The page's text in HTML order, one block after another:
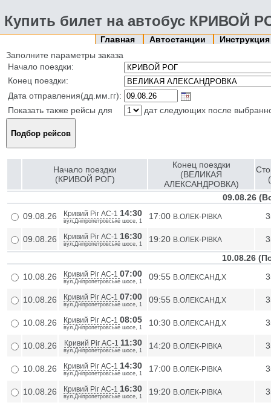
Купить билет на автобус
Главная Автостанции
Заполните параметры заказа
Начало поездки:
Конец поездки:
Дата отправления(дд.мм.гг):
Показать также рейсы для
дат следующих после
Начало поездки
(КРИВОЙ РОГ)
Конец поездки
(ВЕЛИКАЯ
АЛЕКСАНДРОВКА)
09.08.26
09.08.26
Кривий Ріг АС-1 14:30
вул.Дніпропетровське шосе, 1 17:00 В.ОЛЕК-РIВКА
09.08.26 Кривий Ріг АС-1 16:30
вул.Дніпропетровське шосе, 1 19:20 В.ОЛЕК-РIВКА
10.08.26
10.08.26
Кривий Ріг АС-1 07:00
вул.Дніпропетровське шосе, 1 09:55 В.ОЛЕКСАНД.Х
10.08.26 Кривий Ріг АС-1 07:00
вул.Дніпропетровське шосе, 1 09:55 В.ОЛЕКСАНД.Х
10.08.26 Кривий Ріг АС-1 08:05
вул.Дніпропетровське шосе, 1 10:30 В.ОЛЕКСАНД.Х
10.08.26 Кривий Ріг АС-1 11:30
вул.Дніпропетровське шосе, 1 14:20 В.ОЛЕК-РIВКА
10.08.26 Кривий Ріг АС-1 14:30
вул.Дніпропетровське шосе, 1 17:00 В.ОЛЕК-РIВКА
10.08.26 Кривий Ріг АС-1 16:30
вул.Дніпропетровське шосе, 1 19:20 В.ОЛЕК-РIВКА